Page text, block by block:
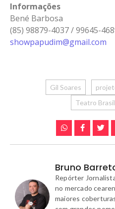
Informações
Bené Barbosa
(85) 98879-4037 / 99645-
showpapudim@gmail.com
Gil Soares
Teatro
Bruno
Repórter
no mercado
maiores